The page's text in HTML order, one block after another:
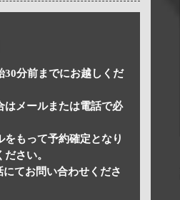
30分前までにお越しくだ
はメールまたは電話で必
もって予約確定となり
さい。
てお問い合わせくださ